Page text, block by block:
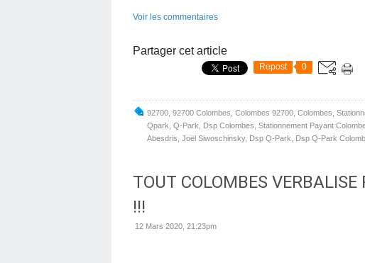
Voir les commentaires
Partager cet article
Repost 0
92700 92700 Colombes Colombes 92700 Colombes
Qpark Q-Park Dsp Colombes Stationnement Payant
Abesdris Joël Siwoschinsky, Dsp Q-Park Dsp Q-Park
TOUT COLOMBES VERBALISE
!!!
12 Mars 2020, 21:23pm